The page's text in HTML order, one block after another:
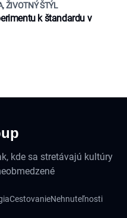
ŽIVOTNÝ ŠTÝL
k štandardu v
kde sa stretávajú kultúry
CestovanieNehnuteľnosti